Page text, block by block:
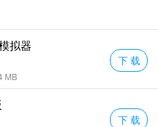
分时间都在重复同样的动作，偶
战。
候，还能靠BGM提提神。
些让人哭笑不得的经历。比如有
个坑里（
拟器
MB
下 载
下 载